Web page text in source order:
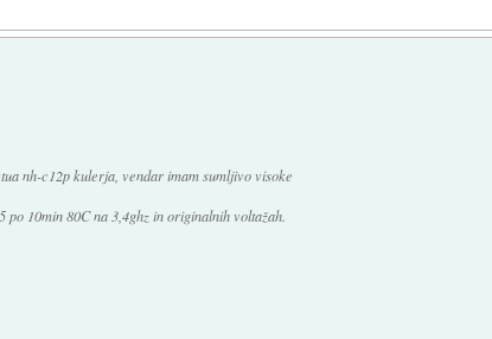
nh-c12p kulerja, vendar imam sumljivo visoke
10min 80C na 3,4ghz in originalnih voltažah.